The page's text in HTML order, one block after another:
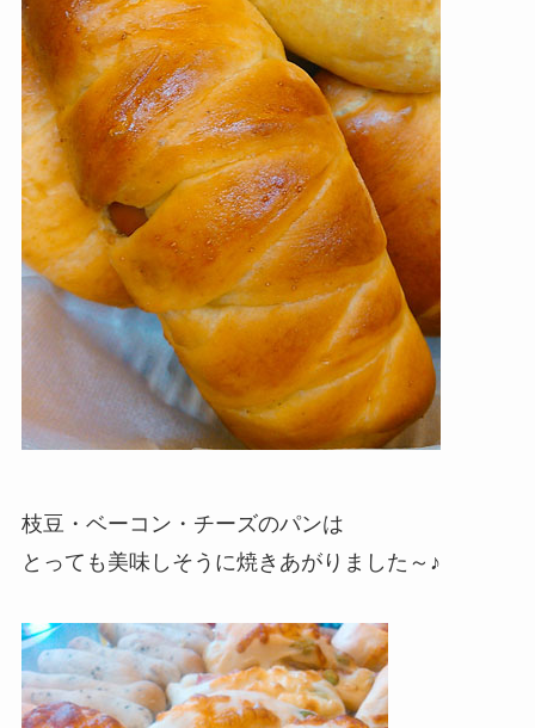
枝豆・ベーコン・チーズのパンは
とっても美味しそうに焼きあがりました～♪